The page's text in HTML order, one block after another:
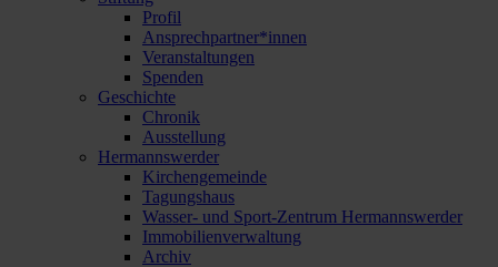
Profil
Ansprechpartner*innen
Veranstaltungen
Spenden
Geschichte
Chronik
Ausstellung
Hermannswerder
Kirchengemeinde
Tagungshaus
Wasser- und Sport-Zentrum Hermannswerder
Immobilienverwaltung
Archiv